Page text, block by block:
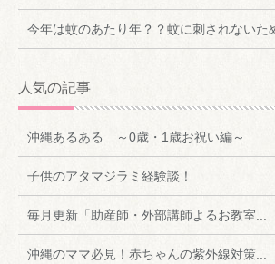
今年は蚊のあたり年？？蚊に刺されないた
人気の記事
沖縄あるある ～0歳・1歳お祝い編～
子供のアタマジラミ経験談！
毎月更新「助産師・外部講師よるお教室...
沖縄のママ必見！赤ちゃんの紫外線対策...